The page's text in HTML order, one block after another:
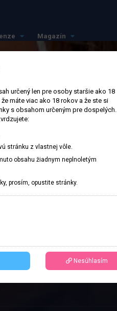
Magazín
určený len pre osoby staršie ako 18
máte viac ako 18 rokov a že ste si
s obsahom určeným pre dospelých.
stránku z vlastnej vôle.
obsahu žiadnym neplnoletým
prosím, opustite stránky.
Nesúhlasím